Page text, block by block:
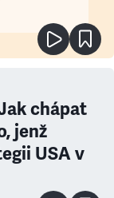
chápat
jenž
USA v